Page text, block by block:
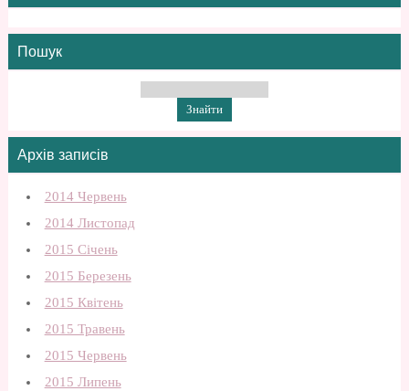
Пошук
Архів записів
2014 Червень
2014 Листопад
2015 Січень
2015 Березень
2015 Квітень
2015 Травень
2015 Червень
2015 Липень